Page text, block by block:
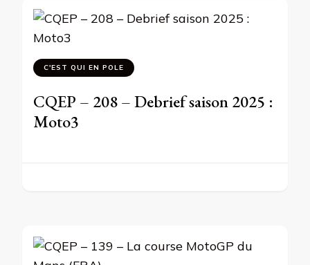
C'EST QUI EN POLE
CQEP – 208 – Debrief saison 2025 :
Moto3